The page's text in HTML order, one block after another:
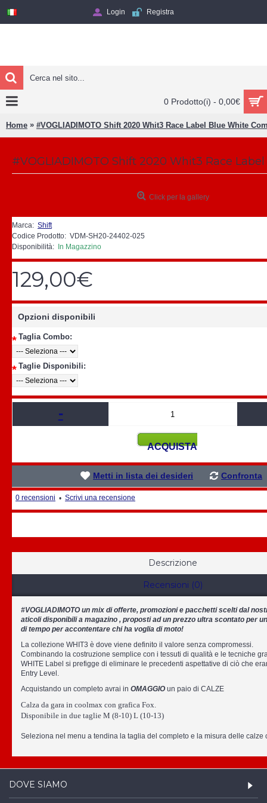
Login Registra
0 Prodotto(i) - 0,00€
Home » #VOGLIADIMOTO Shift 2020 Whit3 Race Label Blue White
Click per la gallery
Marca: Shift
Codice Prodotto: VDM-SH20-24402-025
Disponibilità:
In Magazzino
129,00€
Opzioni disponibili
* Taglia Combo:
* Taglie Disponibili:
-
ACQUISTA
Metti in lista dei desideri Confronta
0 recensioni • Scrivi una recensione
Descrizione
Recensioni (0)
#VOGLIADIMOTO un mix di offerte, promozioni e pacchetti scelti dal
aticoli disponibili a magazino , proposti ad un prezzo ultra scontato per
di tempo per accontentare chi ha voglia di moto!
La collezione WHIT3 è dove viene definito il valore senza compromessi.
Combinando la costruzione semplice con i tessuti di qualità e le tecniche
WHITE Label si prefigge di eliminare le precedenti aspettative di ciò che
Entry Level.
Acquistando un completo avrai in OMAGGIO un paio di CALZE
Calza da gara in coolmax con grafica Fox.
Disponibile in due taglie M (8-10) L (10-13)
Seleziona nel menu a tendina la taglia del completo e la misura delle calze
DOVE SIAMO